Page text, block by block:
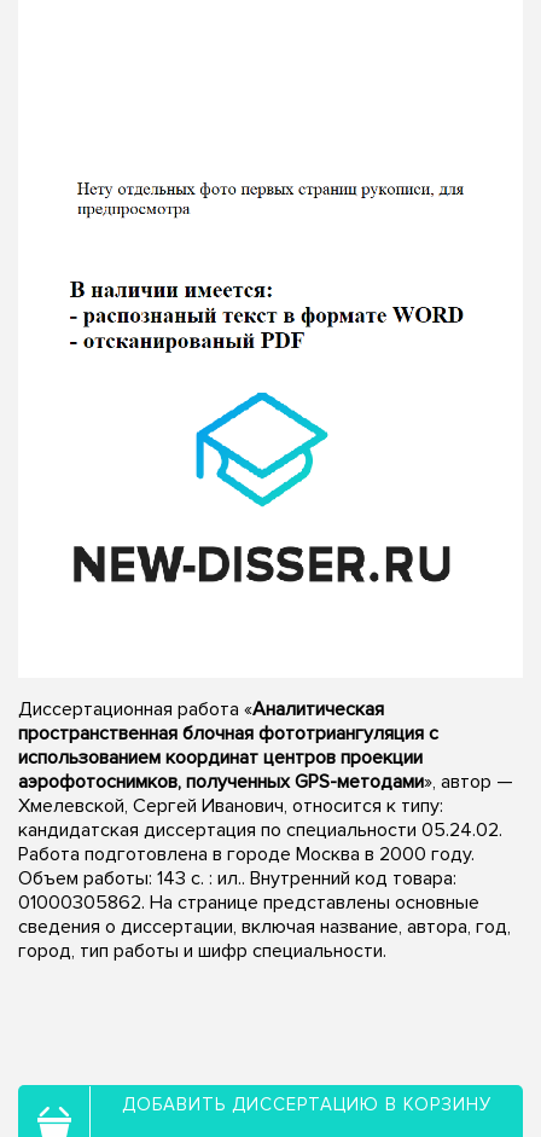
Диссертационная работа «Аналитическая
пространственная блочная фототриангуляция с
использованием координат центров проекции
аэрофотоснимков, полученных GPS-методами», автор —
Хмелевской, Сергей Иванович, относится к типу:
кандидатская диссертация по специальности 05.24.02.
Работа подготовлена в городе Москва в 2000 году.
Объем работы: 143 с. : ил.. Внутренний код товара:
01000305862. На странице представлены основные
сведения о диссертации, включая название, автора, год,
город, тип работы и шифр специальности.
ДОБАВИТЬ ДИССЕРТАЦИЮ В КОРЗИНУ